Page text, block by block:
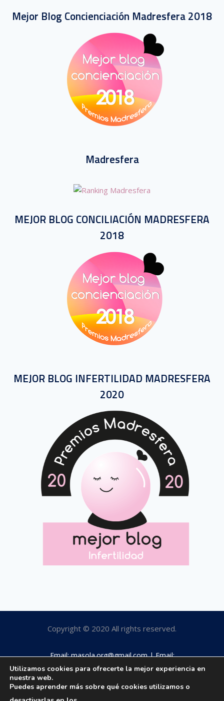
Mejor Blog Concienciación Madresfera 2018
Madresfera
MEJOR BLOG CONCILIACIÓN MADRESFERA
2018
MEJOR BLOG INFERTILIDAD MADRESFERA
2020
Copyright © 2020 All rights reserved.
Email: masola.org@gmail.com | Email:
rosamaestro2003@hotmail.com | Tfno: 649184063
Utilizamos cookies para ofrecerte la mejor experiencia en
nuestra web.
Puedes aprender más sobre qué cookies utilizamos o